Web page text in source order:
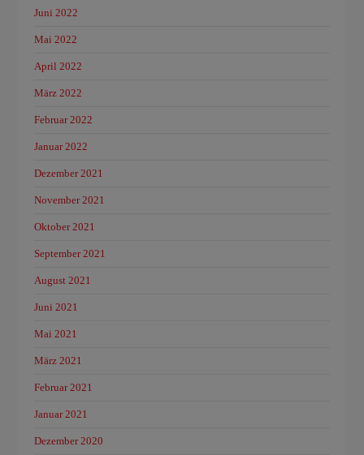
Juni 2022
Mai 2022
April 2022
März 2022
Februar 2022
Januar 2022
Dezember 2021
November 2021
Oktober 2021
September 2021
August 2021
Juni 2021
Mai 2021
März 2021
Februar 2021
Januar 2021
Dezember 2020